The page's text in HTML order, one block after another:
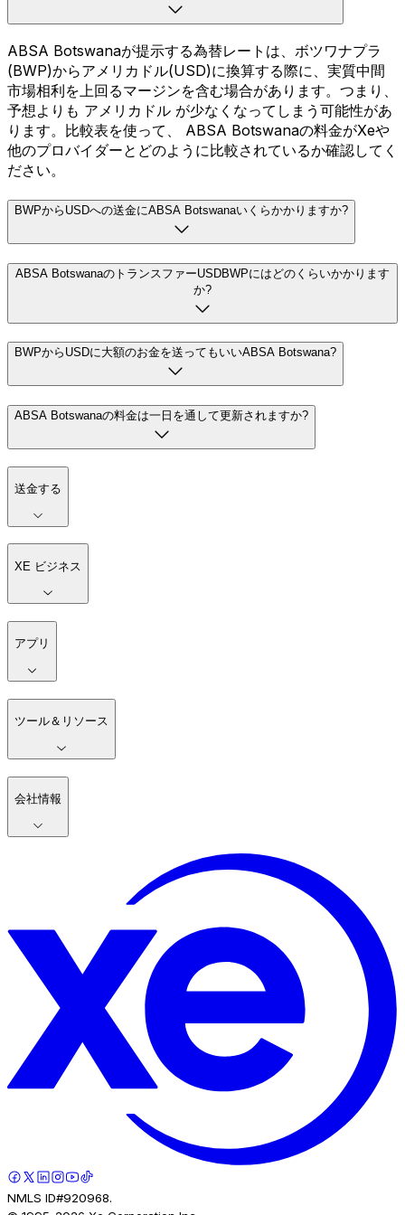
ABSA Botswanaが提示する為替レートは、ボツワナプラ
(BWP)からアメリカドル(USD)に換算する際に、実質中間
市場相利を上回るマージンを含む場合があります。つまり、
予想よりも アメリカドル が少なくなってしまう可能性があ
ります。比較表を使って、 ABSA Botswanaの料金がXeや
他のプロバイダーとどのように比較されているか確認してく
ださい。
BWPからUSDへの送金にABSA Botswanaいくらかかりますか?
ABSA BotswanaのトランスファーUSDBWPにはどのくらいかかります
か?
BWPからUSDに大額のお金を送ってもいいABSA Botswana?
ABSA Botswanaの料金は一日を通して更新されますか?
送金する
XE ビジネス
アプリ
ツール＆リソース
会社情報
NMLS ID#920968.